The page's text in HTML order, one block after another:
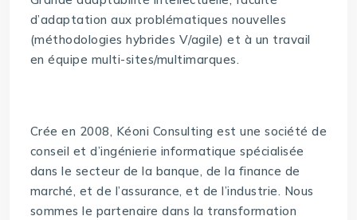
d’adaptation aux problématiques nouvelles
(méthodologies hybrides V/agile) et à un travail
en équipe multi-sites/multimarques.
Crée en 2008, Kéoni Consulting est une société de
conseil et d’ingénierie informatique spécialisée
dans le secteur de la banque, de la finance de
marché, et de l’assurance, et de l’industrie. Nous
sommes le partenaire dans la transformation